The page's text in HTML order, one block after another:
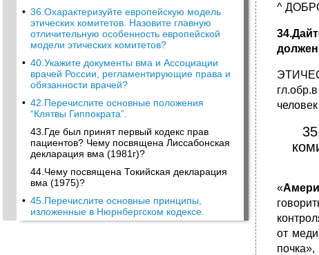
• 36.Охарактеризуйте европейскую модель
этических комитетов. Назовите главную
отличительную особенность европейской
модели этических комитетов?
• 40.Укажите документы вма и Ассоциации
врачей России, регламентирующие права и
обязанности врачей?
• 42.Перечислите основные положения
“Клятвы Гиппократа”.
43.Где был принят первый кодекс прав
пациентов? Чему посвящена Лиссабонская
декларация вма (1981г)?
44.Чему посвящена Токийская декларация
вма (1975)?
• 45.Перечислите основные принципы,
изложенные в Нюрнбергском кодексе.
^
должен
«
от